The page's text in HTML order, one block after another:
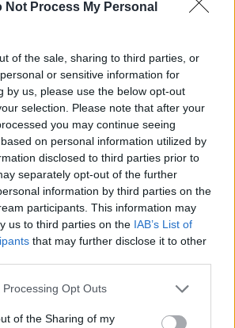
Not Process My Personal
of the sale, sharing to third parties, or
or sensitive information for
by us, please use the below opt-out
selection. Please note that after your
you may continue seeing
on personal information utilized by
disclosed to third parties prior to
separately opt-out of the further
information by third parties on the
participants. This information may
us to third parties on the IAB’s List of
that may further disclose it to other
website/app uses one or more Google
or usage behaviour. You may click to
Opt Outs
of the Sharing of my
βασίλισσα της Ταϊλάνδης
του βασιλιά
γίνει βασίλισσα: η
επισήμως τα καθήκοντά
διάρκεια της στέψης του Ράμα